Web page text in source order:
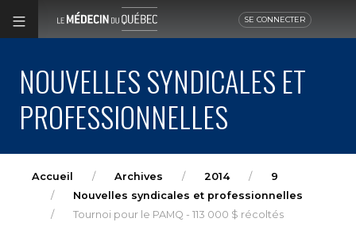
SE CONNECTER
NOUVELLES SYNDICALES ET
PROFESSIONNELLES
Accueil Archives 2014
9
Nouvelles syndicales et professionnelles
Tournoi pour le PAMQ - 113 000 $ récoltés